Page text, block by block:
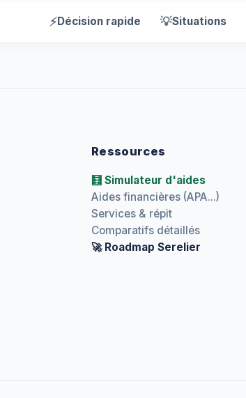
⚡Décision rapide 💡Situations
Ressources
🧮 Simulateur d'aides
Aides financières (APA...)
Services & répit
Comparatifs détaillés
🚀 Roadmap Serelier